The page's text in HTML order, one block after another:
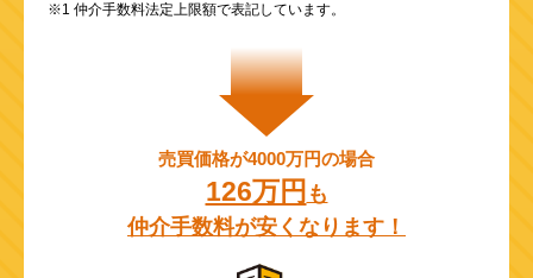
※1 仲介手数料法定上限額で表記しています。
売買価格が4000万円の場合
126万円 も
仲介手数料が安くなります！